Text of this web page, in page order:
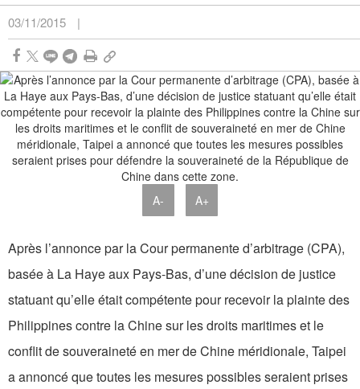
03/11/2015 |
A- A+
Après l’annonce par la Cour permanente d’arbitrage (CPA),
basée à La Haye aux Pays-Bas, d’une décision de justice
statuant qu’elle était compétente pour recevoir la plainte des
Philippines contre la Chine sur les droits maritimes et le
conflit de souveraineté en mer de Chine méridionale, Taipei
a annoncé que toutes les mesures possibles seraient prises